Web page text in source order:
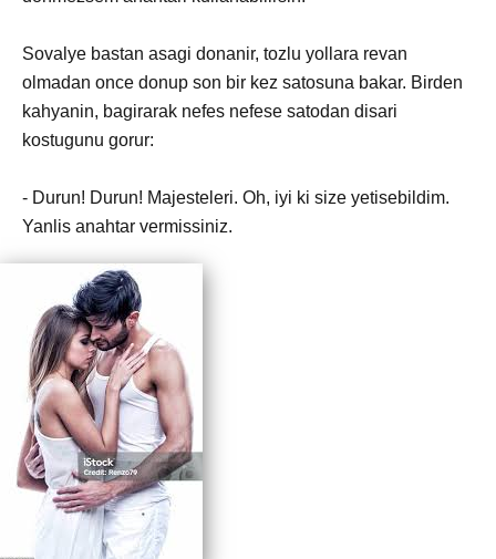
Sovalye bastan asagi donanir, tozlu yollara revan
olmadan once donup son bir kez satosuna bakar. Birden
kahyanin, bagirarak nefes nefese satodan disari
kostugunu gorur:
- Durun! Durun! Majesteleri. Oh, iyi ki size yetisebildim.
Yanlis anahtar vermissiniz.